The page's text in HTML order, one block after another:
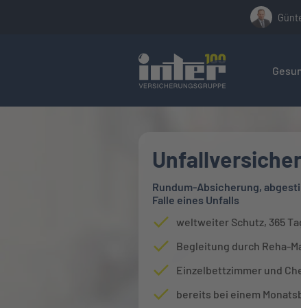
Hier
Rundum-Absicherung,
Falle eines Unfalls
weltweiter Schutz, 365
Begleitung durch Reha-
Einzelbettzimmer und
bereits bei einem